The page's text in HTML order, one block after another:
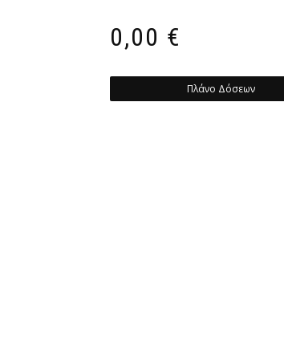
0,00 €
Πλάνο Δόσεων